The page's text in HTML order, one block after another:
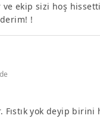
ekip sizi hoş
!
yok deyip